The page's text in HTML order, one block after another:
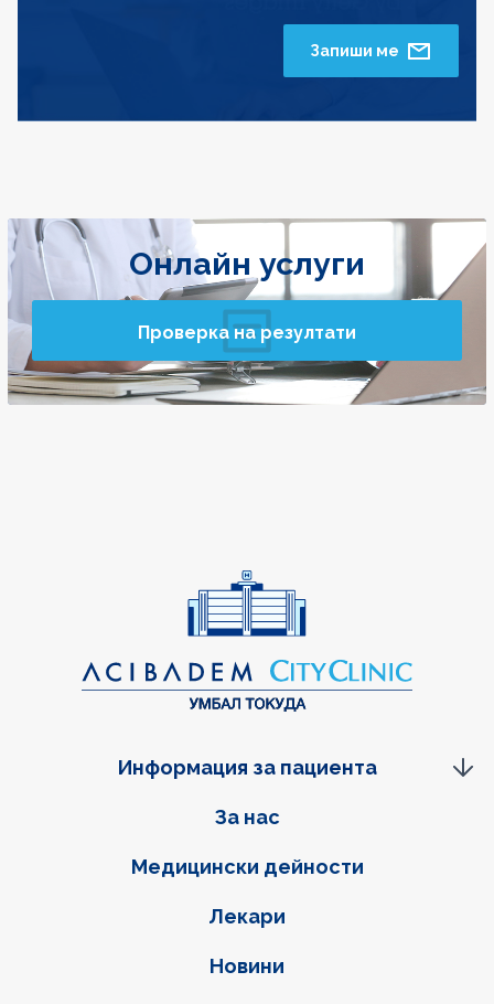
Запиши ме
Онлайн услуги
Проверка на резултати
Фуутер навигация
За нас
Медицински дейности
Лекари
Новини
Информация за пациента